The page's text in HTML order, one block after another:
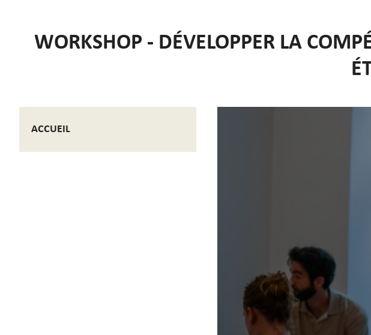
WORKSHOP - DÉVELOPPER LA
ACCUEIL